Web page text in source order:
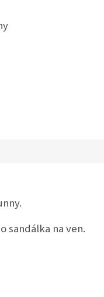
sandálka na ven.